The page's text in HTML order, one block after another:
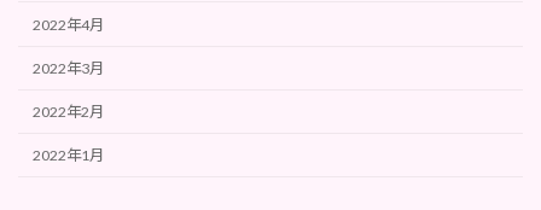
2022年4月
2022年3月
2022年2月
2022年1月